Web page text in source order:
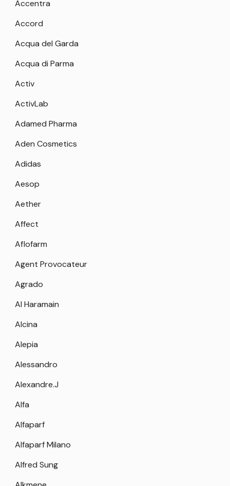
Accentra
Accord
Acqua del Garda
Acqua di Parma
Activ
ActivLab
Adamed Pharma
Aden Cosmetics
Adidas
Aesop
Aether
Affect
Aflofarm
Agent Provocateur
Agrado
Al Haramain
Alcina
Alepia
Alessandro
Alexandre.J
Alfa
Alfaparf
Alfaparf Milano
Alfred Sung